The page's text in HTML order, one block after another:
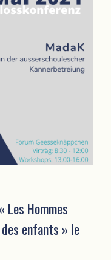
Hommes
enfants » le